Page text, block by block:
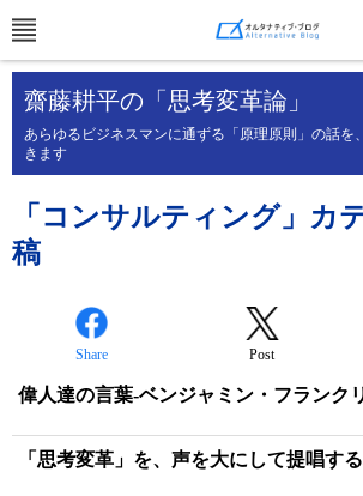
齋藤耕平の「思考変革論」
あらゆるビジネスマンに通ずる「原理原則」の話を
きます
「コンサルティング」カ
稿
Share Post
偉人達の言葉-ベンジャミン・フランク
「思考変革」を、声を大にして提唱す